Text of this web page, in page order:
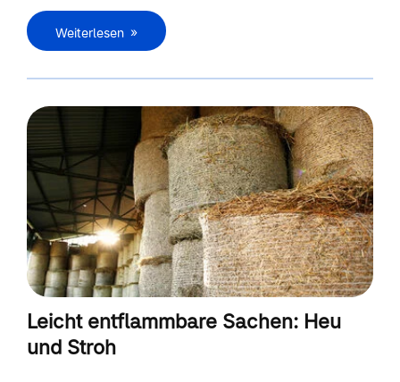
Weiterlesen
Leicht entflammbare Sachen: Heu
und Stroh